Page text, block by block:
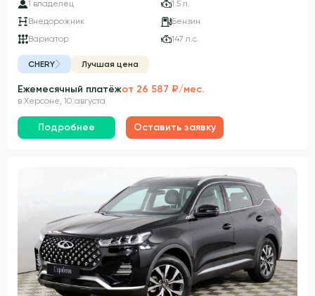
1 владелец
1.5 л.
Внедорожник
Бензин
Вариатор
147 л.с.
CHERY Лучшая цена
Ежемесячный платёжот 26 587 ₽/мес.
в Херсоне, 10 августа
Подробнее Оставить заявку